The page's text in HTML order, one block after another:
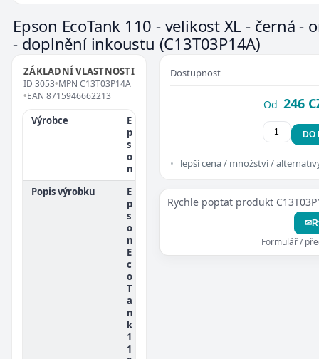
Epson EcoTank 110 - velikost XL - černá -
- doplnění inkoustu (C13T03P14A)
ZÁKLADNÍ VLASTNOSTI
ID 3053•MPN C13T03P14A
•EAN 8715946662213
Výrobce
E
p
s
o
n
Popis výrobku
E
p
s
o
n
E
c
o
T
a
n
k
1
1
Dostupnost
Od 246
DO
lepší cena / množství /
Rychle poptat produkt
✉
Formulář /